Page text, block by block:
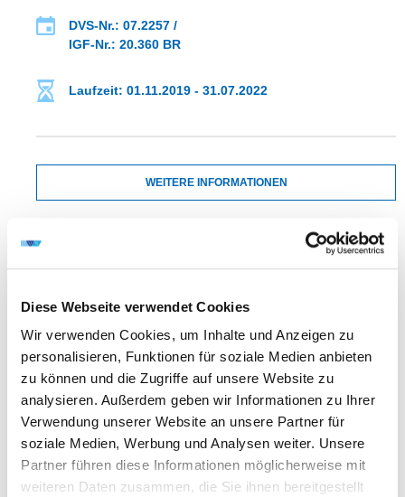
Diese Webseite verwendet Cookies
Wir verwenden Cookies, um Inhalte und Anzeigen zu
personalisieren, Funktionen für soziale Medien anbieten
zu können und die Zugriffe auf unsere Website zu
analysieren. Außerdem geben wir Informationen zu Ihrer
Verwendung unserer Website an unsere Partner für
soziale Medien, Werbung und Analysen weiter. Unsere
Partner führen diese Informationen möglicherweise mit
weiteren Daten zusammen, die Sie ihnen bereitgestellt
DVS-Nr.: 07.2257 /
IGF-Nr.: 20.360 BR
Laufzeit: 01.11.2019 - 31.07.2022
WEITERE INFORMATIONEN
QUASISIMULTANE
LASERDURCHSTRAHLSCHWEISSEN VON T
HERMOPLASTEN
DVS-Nr.: 11.3081 /
IGF-Nr.: 20.335 N
Laufzeit: 01.11.2019 - 30.04.2022